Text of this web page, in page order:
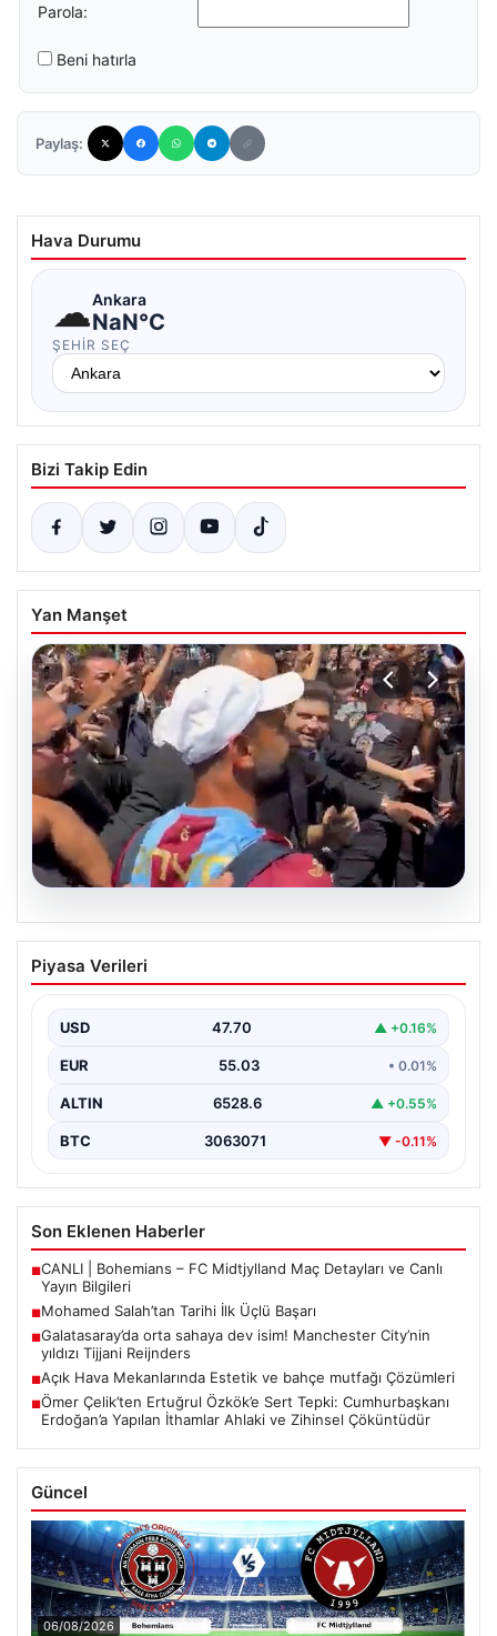
Parola:
Beni hatırla
Paylaş:
Hava Durumu
☁Ankara
NaN°C
ŞEHIR SEÇ
Bizi Takip Edin
Yan Manşet
05.08.2026
Mohamed Salah’tan Tarihi İlk Üçlü
Başarı
önemli bir dönüm noktasına imza attı. Takımının
hücum…
Piyasa Verileri
USD 47.70 ▲ +0.16%
EUR 55.03 • 0.01%
ALTIN 6528.6 ▲ +0.55%
BTC 3063071 ▼ -0.11%
Son Eklenen Haberler
■CANLI | Bohemians – FC Midtjylland Maç Detayları ve Canlı
Yayın Bilgileri
■Mohamed Salah’tan Tarihi İlk Üçlü Başarı
■Galatasaray’da orta sahaya dev isim! Manchester City’nin
yıldızı Tijjani Reijnders
■Açık Hava Mekanlarında Estetik ve bahçe mutfağı Çözümleri
■Ömer Çelik’ten Ertuğrul Özkök’e Sert Tepki: Cumhurbaşkanı
Erdoğan’a Yapılan İthamlar Ahlaki ve Zihinsel Çöküntüdür
Güncel
06/08/2026